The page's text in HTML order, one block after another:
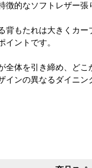
徴的なソフトレザー
背もたれは大きくカ
イントです。
全体を引き締め、ど
インの異なるダイニ